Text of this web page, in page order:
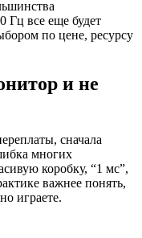
Гц все еще будет
по цене, ресурсу
и не
сначала
многих
коробку, “1 мс”,
важнее понять,
играете.